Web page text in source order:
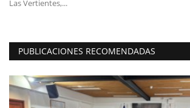
Las Vertientes,...
PUBLICACIONES RECOMENDADAS